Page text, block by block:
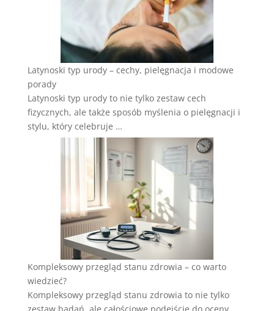
Latynoski typ urody – cechy, pielęgnacja i modowe
porady
Latynoski typ urody to nie tylko zestaw cech
fizycznych, ale także sposób myślenia o pielęgnacji i
stylu, który celebruje …
Kompleksowy przegląd stanu zdrowia – co warto
wiedzieć?
Kompleksowy przegląd stanu zdrowia to nie tylko